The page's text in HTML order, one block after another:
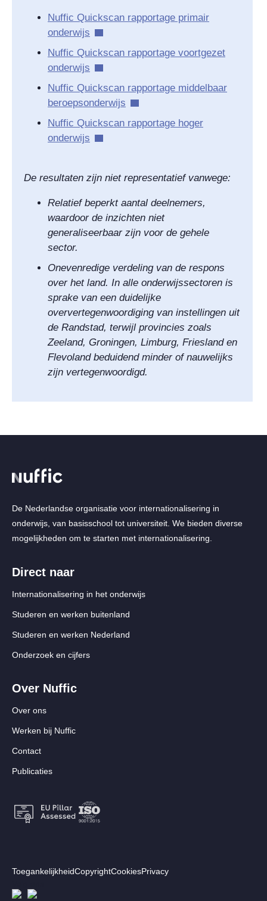
Nuffic Quickscan rapportage primair
onderwijs
Nuffic Quickscan rapportage voortgezet
onderwijs
Nuffic Quickscan rapportage middelbaar
beroepsonderwijs
Nuffic Quickscan rapportage hoger
onderwijs
De resultaten zijn niet representatief vanwege:
Relatief beperkt aantal deelnemers,
waardoor de inzichten niet
generaliseerbaar zijn voor de gehele
sector.
Onevenredige verdeling van de respons
over het land. In alle onderwijssectoren is
sprake van een duidelijke
oververtegenwoordiging van instellingen uit
de Randstad, terwijl provincies zoals
Zeeland, Groningen, Limburg, Friesland en
Flevoland beduidend minder of nauwelijks
zijn vertegenwoordigd.
De Nederlandse organisatie voor internationalisering in
onderwijs, van basisschool tot universiteit. We bieden diverse
mogelijkheden om te starten met internationalisering.
Direct naar
Internationalisering in het onderwijs
Studeren en werken buitenland
Studeren en werken Nederland
Onderzoek en cijfers
Over Nuffic
Over ons
Werken bij Nuffic
Contact
Publicaties
Footer:
ToegankelijkheidCopyrightCookiesPrivacy
Afbeelding
Afbeelding